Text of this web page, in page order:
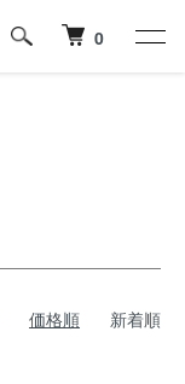
0
価格順 新着順